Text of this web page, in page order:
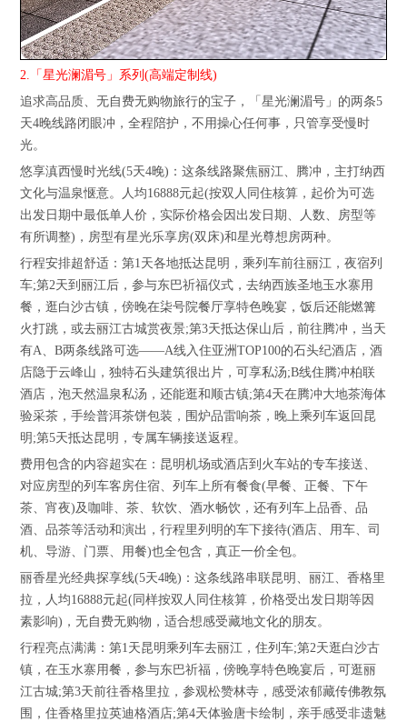
2.「星光澜湄号」系列(高端定制线)
追求高品质、无自费无购物旅行的宝子，「星光澜湄号」的两条5
天4晚线路闭眼冲，全程陪护，不用操心任何事，只管享受慢时
光。
悠享滇西慢时光线(5天4晚)：这条线路聚焦丽江、腾冲，主打纳西
文化与温泉惬意。人均16888元起(按双人同住核算，起价为可选
出发日期中最低单人价，实际价格会因出发日期、人数、房型等
有所调整)，房型有星光乐享房(双床)和星光尊想房两种。
行程安排超舒适：第1天各地抵达昆明，乘列车前往丽江，夜宿列
车;第2天到丽江后，参与东巴祈福仪式，去纳西族圣地玉水寨用
餐，逛白沙古镇，傍晚在柒号院餐厅享特色晚宴，饭后还能燃篝
火打跳，或去丽江古城赏夜景;第3天抵达保山后，前往腾冲，当天
有A、B两条线路可选——A线入住亚洲TOP100的石头纪酒店，酒
店隐于云峰山，独特石头建筑很出片，可享私汤;B线住腾冲柏联
酒店，泡天然温泉私汤，还能逛和顺古镇;第4天在腾冲大地茶海体
验采茶，手绘普洱茶饼包装，围炉品雷响茶，晚上乘列车返回昆
明;第5天抵达昆明，专属车辆接送返程。
费用包含的内容超实在：昆明机场或酒店到火车站的专车接送、
对应房型的列车客房住宿、列车上所有餐食(早餐、正餐、下午
茶、宵夜)及咖啡、茶、软饮、酒水畅饮，还有列车上品香、品
酒、品茶等活动和演出，行程里列明的车下接待(酒店、用车、司
机、导游、门票、用餐)也全包含，真正一价全包。
丽香星光经典探享线(5天4晚)：这条线路串联昆明、丽江、香格里
拉，人均16888元起(同样按双人同住核算，价格受出发日期等因
素影响)，无自费无购物，适合想感受藏地文化的朋友。
行程亮点满满：第1天昆明乘列车去丽江，住列车;第2天逛白沙古
镇，在玉水寨用餐，参与东巴祈福，傍晚享特色晚宴后，可逛丽
江古城;第3天前往香格里拉，参观松赞林寺，感受浓郁藏传佛教氛
围，住香格里拉英迪格酒店;第4天体验唐卡绘制，亲手感受非遗魅